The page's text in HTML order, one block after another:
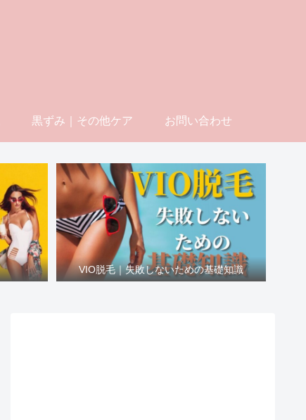
黒ずみ｜その他ケア お問い合わせ
VIO脱毛｜失敗しないための基礎知識